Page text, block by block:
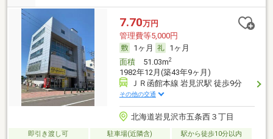
7.70万円
管理費等5,000円
1ヶ月
1ヶ月
面積51.03m2
1982年12月(築43年9ヶ月)
ＪＲ函館本線 岩見沢駅 徒歩9分
その他の交通
北海道岩見沢市五条西３丁目
即引き渡し可 駐車場(近隣含)
駅から徒歩10分以内